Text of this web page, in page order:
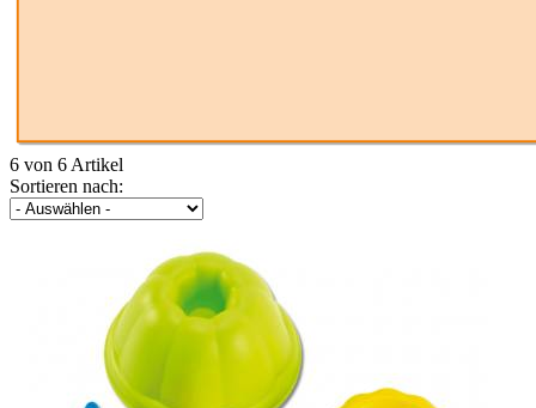
6 von 6 Artikel
Sortieren nach: